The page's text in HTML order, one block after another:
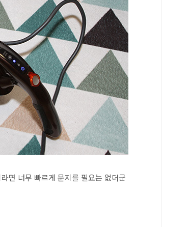
면 너무 빠르게 문지를 필요는 없더군